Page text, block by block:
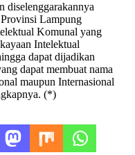
diselenggarakannya
Lampung
Komunal yang
Intelektual
dapat dijadikan
dapat membuat nama
maupun Internasional
(*)